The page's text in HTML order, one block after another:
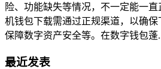
险、功能缺失等情况，不一定能一直
机钱包下载需通过正规渠道，以确保
保障数字资产安全等。在数字钱包蓬
最近发表